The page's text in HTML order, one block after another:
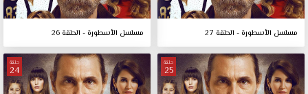
مسلسل الأسطورة - الحلقة 27 مسلسل الأسطورة - الحلقة 26
حلقة
25
حلقة
24